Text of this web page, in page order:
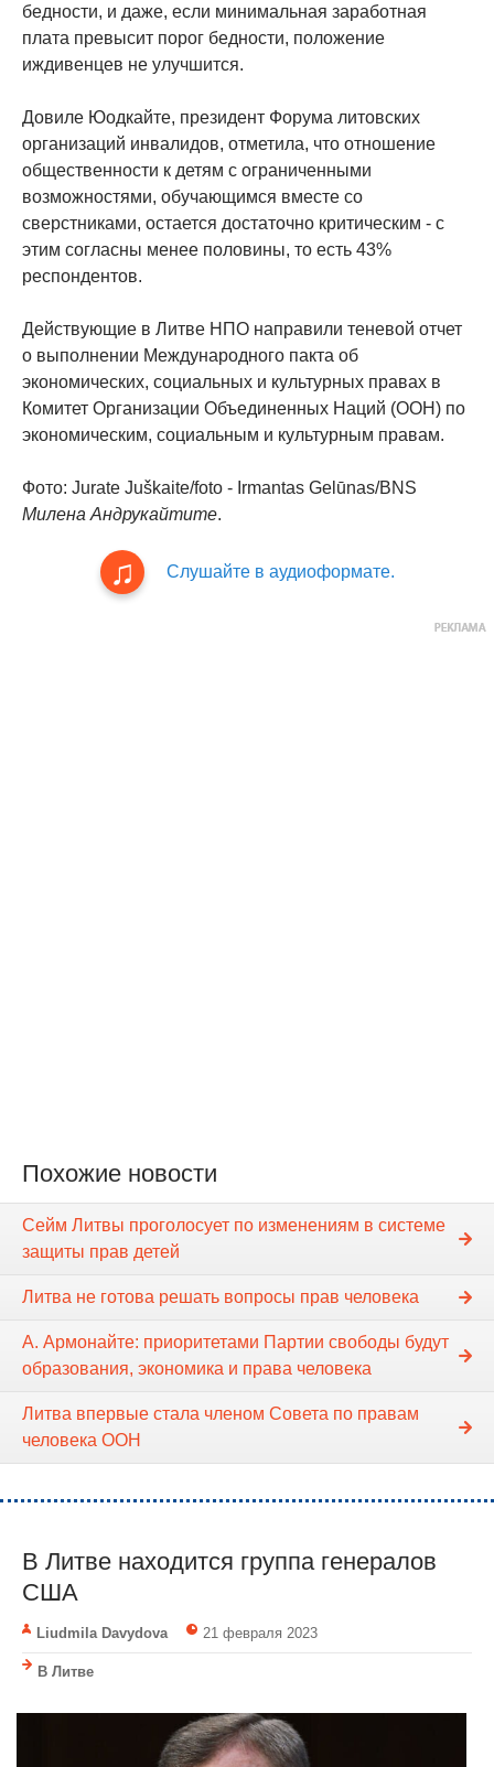
бедности, и даже, если минимальная заработная
плата превысит порог бедности, положение
иждивенцев не улучшится.
Довиле Юодкайте, президент Форума литовских
организаций инвалидов, отметила, что отношение
общественности к детям с ограниченными
возможностями, обучающимся вместе со
сверстниками, остается достаточно критическим - с
этим согласны менее половины, то есть 43%
респондентов.
Действующие в Литве НПО направили теневой отчет
о выполнении Международного пакта об
экономических, социальных и культурных правах в
Комитет Организации Объединенных Наций (ООН) по
экономическим, социальным и культурным правам.
Фото: Jurate Juškaite/foto - Irmantas Gelūnas/BNS
Милена Андрукайтите.
Слушайте в аудиоформате.
Похожие новости
Сейм Литвы проголосует по изменениям в системе
защиты прав детей
Литва не готова решать вопросы прав человека
А. Армонайте: приоритетами Партии свободы будут
образования, экономика и права человека
Литва впервые стала членом Совета по правам
человека ООН
В Литве находится группа генералов
США
Liudmila Davydova 21 февраля 2023
В Литве